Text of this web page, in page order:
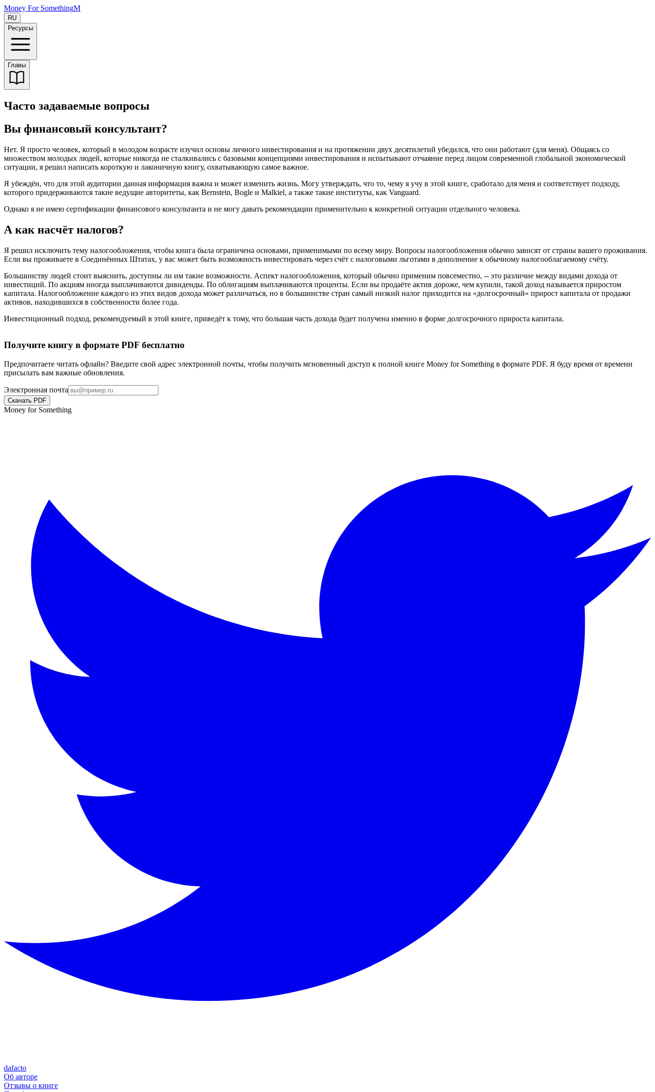
Money For SomethingM
RU
Ресурсы
Главы
Часто задаваемые вопросы
Вы финансовый консультант?
Нет. Я просто человек, который в молодом возрасте изучил основы личного инвестирования и на протяжении двух десятилетий убедился, что они работают (для меня). Общаясь со
множеством молодых людей, которые никогда не сталкивались с базовыми концепциями инвестирования и испытывают отчаяние перед лицом современной глобальной экономической
ситуации, я решил написать короткую и лаконичную книгу, охватывающую самое важное.
Я убеждён, что для этой аудитории данная информация важна и может изменить жизнь. Могу утверждать, что то, чему я учу в этой книге, сработало для меня и соответствует подходу,
которого придерживаются такие ведущие авторитеты, как Bernstein, Bogle и Malkiel, а также такие институты, как Vanguard.
Однако я не имею сертификации финансового консультанта и не могу давать рекомендации применительно к конкретной ситуации отдельного человека.
А как насчёт налогов?
Я решил исключить тему налогообложения, чтобы книга была ограничена основами, применимыми по всему миру. Вопросы налогообложения обычно зависят от страны вашего проживания.
Если вы проживаете в Соединённых Штатах, у вас может быть возможность инвестировать через счёт с налоговыми льготами в дополнение к обычному налогооблагаемому счёту.
Большинству людей стоит выяснить, доступны ли им такие возможности. Аспект налогообложения, который обычно применим повсеместно, -- это различие между видами дохода от
инвестиций. По акциям иногда выплачиваются дивиденды. По облигациям выплачиваются проценты. Если вы продаёте актив дороже, чем купили, такой доход называется приростом
капитала. Налогообложение каждого из этих видов дохода может различаться, но в большинстве стран самый низкий налог приходится на «долгосрочный» прирост капитала от продажи
активов, находившихся в собственности более года.
Инвестиционный подход, рекомендуемый в этой книге, приведёт к тому, что большая часть дохода будет получена именно в форме долгосрочного прироста капитала.
Получите книгу в формате PDF бесплатно
Предпочитаете читать офлайн? Введите свой адрес электронной почты, чтобы получить мгновенный доступ к полной книге Money for Something в формате PDF. Я буду время от времени
присылать вам важные обновления.
Электронная почта
Скачать PDF
Money for Something
dafacto
Об авторе
Отзывы о книге